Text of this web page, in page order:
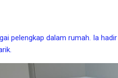
pelengkap dalam rumah. Ia